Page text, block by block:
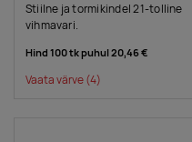
Stiilne ja tormikindel 21-tolline
vihmavari.
Hind 100 tk puhul20,46 €
Vaata värve(4)